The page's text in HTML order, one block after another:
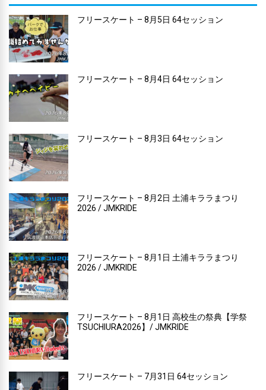
フリースケート – 8月5日 64セッション
フリースケート – 8月4日 64セッション
フリースケート – 8月3日 64セッション
フリースケート – 8月2日 土浦キララまつり
2026 / JMKRIDE
フリースケート – 8月1日 土浦キララまつり
2026 / JMKRIDE
フリースケート – 8月1日 高校生の祭典【学祭
TSUCHIURA2026】/ JMKRIDE
フリースケート – 7月31日 64セッション